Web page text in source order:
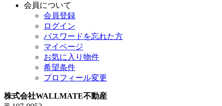
会員について
会員登録
ログイン
パスワードを忘れた方
マイページ
お気に入り物件
希望条件
プロフィール変更
株式会社WALLMATE不動産